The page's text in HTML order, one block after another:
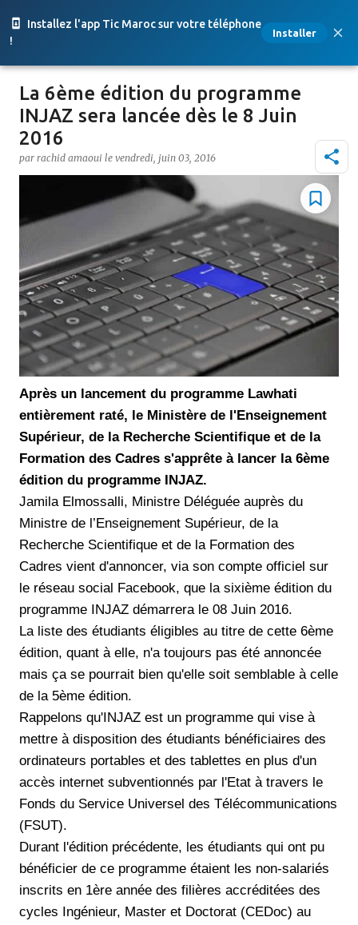
Installez l'app Tic Maroc sur votre téléphone
!
Installer
Accéder au contenu principal
La 6ème édition du programme
INJAZ sera lancée dès le 8 Juin
2016
par rachid amaoui le vendredi, juin 03, 2016
Après un lancement du programme Lawhati
entièrement raté, le Ministère de l'Enseignement
Supérieur, de la Recherche Scientifique et de la
Formation des Cadres s'apprête à lancer la 6ème
édition du programme INJAZ.
Jamila Elmossalli, Ministre Déléguée auprès du
Ministre de l’Enseignement Supérieur, de la
Recherche Scientifique et de la Formation des
Cadres vient d'annoncer, via son compte officiel sur
le réseau social Facebook, que la sixième édition du
programme INJAZ démarrera le 08 Juin 2016.
La liste des étudiants éligibles au titre de cette 6ème
édition, quant à elle, n'a toujours pas été annoncée
mais ça se pourrait bien qu'elle soit semblable à celle
de la 5ème édition.
Rappelons qu'INJAZ est un programme qui vise à
mettre à disposition des étudiants bénéficiaires des
ordinateurs portables et des tablettes en plus d'un
accès internet subventionnés par l'Etat à travers le
Fonds du Service Universel des Télécommunications
(FSUT).
Durant l'édition précédente, les étudiants qui ont pu
bénéficier de ce programme étaient les non-salariés
inscrits en 1ère année des filières accréditées des
cycles Ingénieur, Master et Doctorat (CEDoc) au